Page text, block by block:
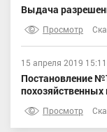
Выдача
Просмотр
15 апреля 2019 15:11
Постановление
похозяйственных
Просмотр